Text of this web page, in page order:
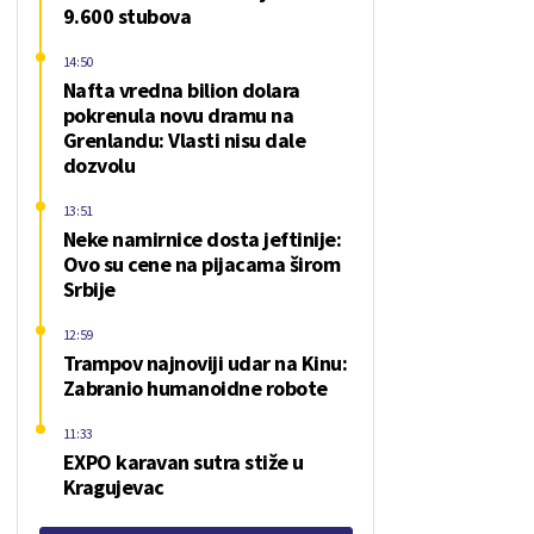
9.600 stubova
Nafta vredna bilion dolara
pokrenula novu dramu na
Grenlandu: Vlasti nisu dale
dozvolu
14:50
Neke namirnice dosta jeftinije:
Ovo su cene na pijacama širom
Srbije
13:51
Trampov najnoviji udar na Kinu:
Zabranio humanoidne robote
12:59
EXPO karavan sutra stiže u
Kragujevac
11:33